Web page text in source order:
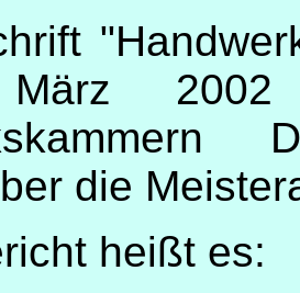
2002
die
heißt es: